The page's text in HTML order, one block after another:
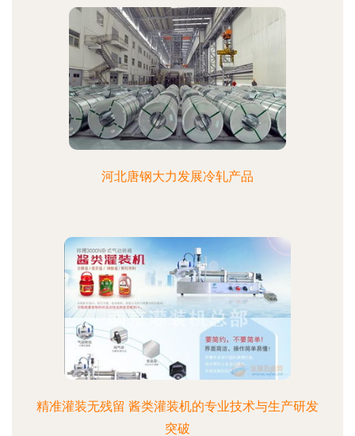
河北唐钢大力发展冷轧产品
精准灌装无残留 酱类灌装机的专业技术与生产研发
突破